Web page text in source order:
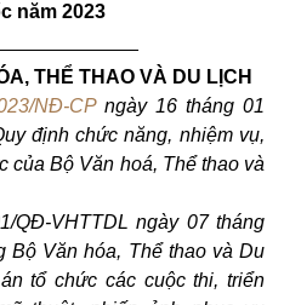
năm 2023
THỂ THAO VÀ DU LỊCH
NĐ-CPngày 16 tháng 01
định chức năng, nhiệm vụ,
của Bộ Văn hoá, Thể thao và
QĐ-VHTTDL ngày 07 tháng
Bộ Văn hóa, Thể thao và Du
tổ chức các cuộc thi, triển